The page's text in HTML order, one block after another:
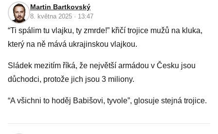
Martin Bartkovský
8. května 2025 · 13:47
“Ti spálim tu vlajku, ty zmrde!” křičí trojice mužů na kluka,
který na ně mává ukrajinskou vlajkou.
Sládek mezitím říká, že největší armádou v Česku jsou
důchodci, protože jich jsou 3 miliony.
“A všichni to hoděj Babišovi, tyvole”, glosuje stejná trojice.